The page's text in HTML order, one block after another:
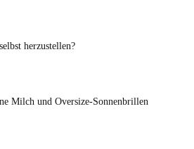
herzustellen?
Milch und Oversize-Sonnenbrillen